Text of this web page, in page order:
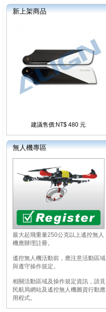
新上架商品
建議售價:NT$ 480 元
無人機專區
最大起飛重量250公克以上遙控無人
機應辦理註冊。
遙控無人機活動前，應注意活動區域
與遵守操作規定。
相關活動區域及操作規定資訊，請見
民航局網站及遙控無人機圖資行動應
用程式。